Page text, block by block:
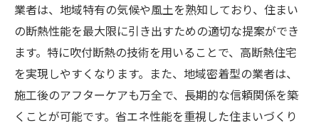
業者は、地域特有の気候や風土を熟知しており、住まい
の断熱性能を最大限に引き出すための適切な提案ができ
ます。特に吹付断熱の技術を用いることで、高断熱住宅
を実現しやすくなります。また、地域密着型の業者は、
施工後のアフターケアも万全で、長期的な信頼関係を築
くことが可能です。省エネ性能を重視した住まいづくり